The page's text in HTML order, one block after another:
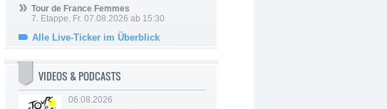
Tour de France Femmes
7. Etappe, Fr. 07.08.2026 ab 15:30
Alle Live-Ticker im Überblick
VIDEOS & PODCASTS
06.08.2026